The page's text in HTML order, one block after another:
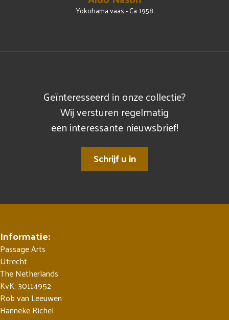
Yokohama vaas - Ca 1958
Geïnteresseerd in onze collectie?
Wij versturen regelmatig
een interessante nieuwsbrief!
Schrijf u in
Informatie:
Passage Arts
Utrecht
The Netherlands
KvK: 30114952
Rob van Leeuwen
Hanneke Richel